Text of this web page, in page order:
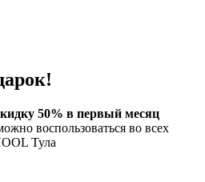
50% в первый месяц
воспользоваться во всех
Тула